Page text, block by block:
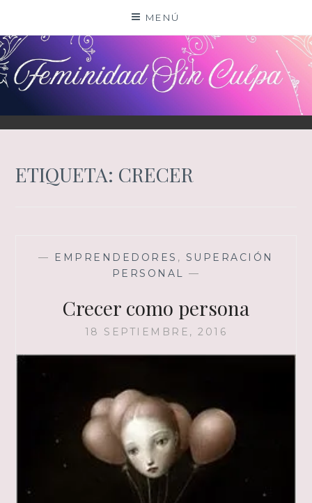
contenido
MENÚ
ETIQUETA: CRECER
— EMPRENDEDORES , SUPERACIÓN
PERSONAL —
Crecer como persona
18 SEPTIEMBRE, 2016